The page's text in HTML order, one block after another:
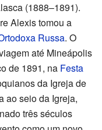
(1888–1891).
Alexis tomou a
Russa. O
até Mineápolis
de 1891, na Festa
da Igreja de
ao seio da Igreja,
três séculos